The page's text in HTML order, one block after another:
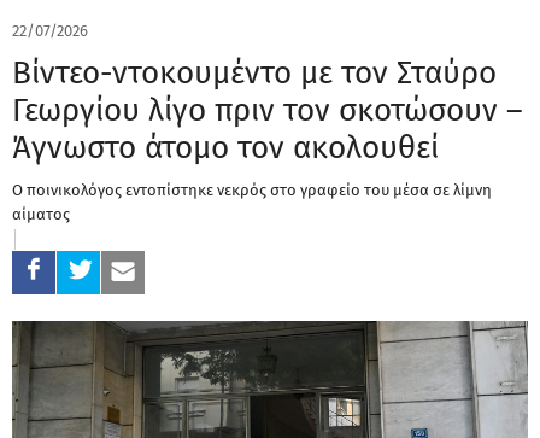
22/07/2026
Bίντεο-ντοκουμέντο με τον Σταύρο
Γεωργίου λίγο πριν τον σκοτώσουν –
Άγνωστο άτομο τον ακολουθεί
Ο ποινικολόγος εντοπίστηκε νεκρός στο γραφείο του μέσα σε λίμνη
αίματος